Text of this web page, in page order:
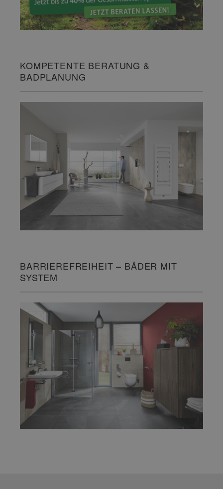
KOMPETENTE BERATUNG &
BADPLANUNG
BARRIEREFREIHEIT – BÄDER MIT
SYSTEM